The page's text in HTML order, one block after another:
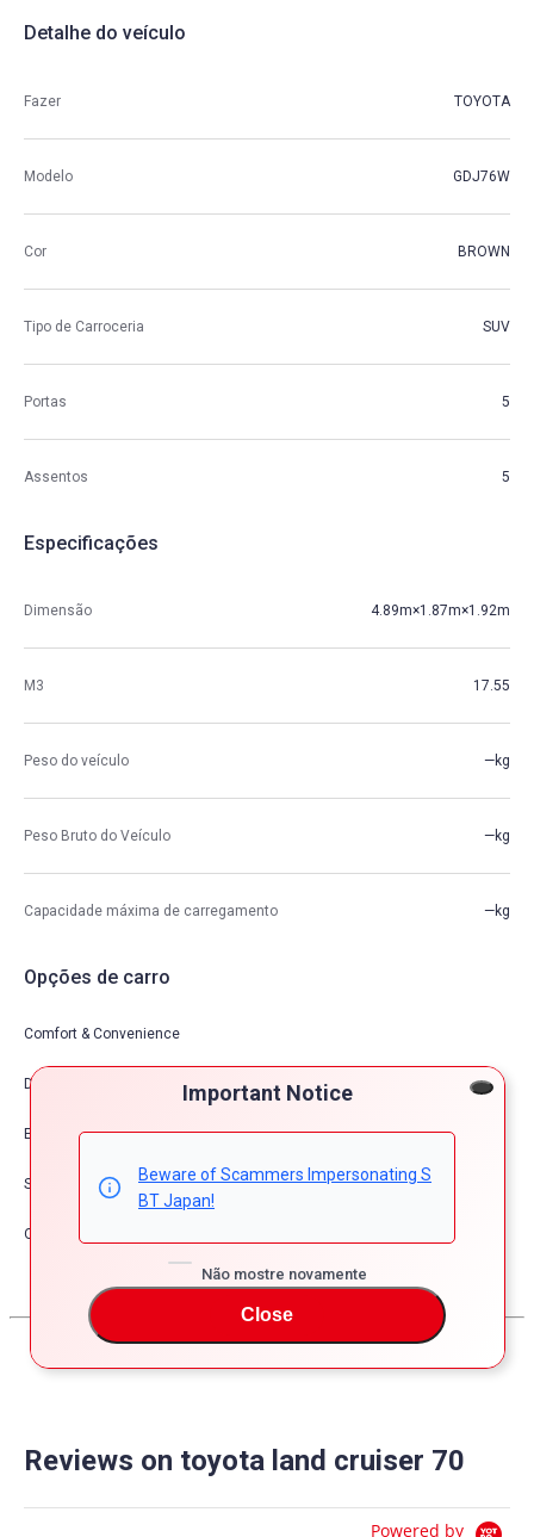
Important Notice
Beware of Scammers Impersonating S
BT Japan!
Não mostre novamente
Close
Detalhe do veículo
Fazer TOYOTA
Modelo GDJ76W
Cor BROWN
Tipo de Carroceria SUV
Portas 5
Assentos 5
Especificações
Dimensão 4.89m×1.87m×1.92m
M3 17.55
Peso do veículo —kg
Peso Bruto do Veículo —kg
Capacidade máxima de carregamento —kg
Opções de carro
Comfort & Convenience
Dress Up
Exterior
Safety
Other
Reviews on toyota land cruiser 70
Powered by